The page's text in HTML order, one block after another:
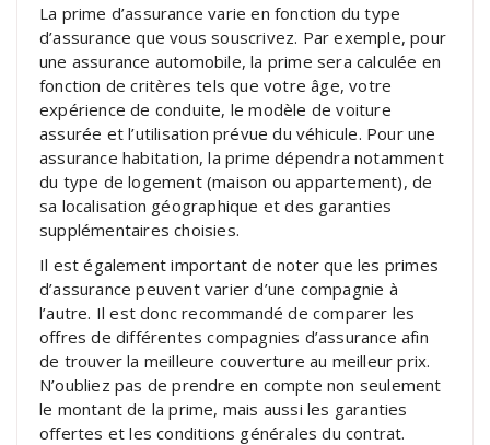
La prime d’assurance varie en fonction du type
d’assurance que vous souscrivez. Par exemple, pour
une assurance automobile, la prime sera calculée en
fonction de critères tels que votre âge, votre
expérience de conduite, le modèle de voiture
assurée et l’utilisation prévue du véhicule. Pour une
assurance habitation, la prime dépendra notamment
du type de logement (maison ou appartement), de
sa localisation géographique et des garanties
supplémentaires choisies.
Il est également important de noter que les primes
d’assurance peuvent varier d’une compagnie à
l’autre. Il est donc recommandé de comparer les
offres de différentes compagnies d’assurance afin
de trouver la meilleure couverture au meilleur prix.
N’oubliez pas de prendre en compte non seulement
le montant de la prime, mais aussi les garanties
offertes et les conditions générales du contrat.